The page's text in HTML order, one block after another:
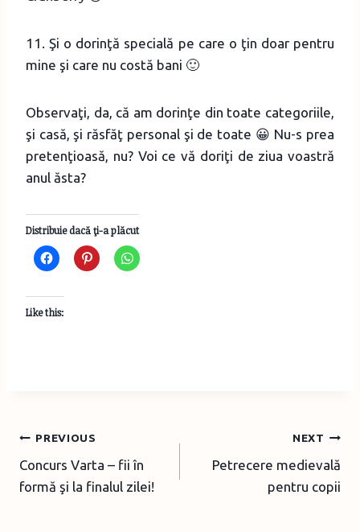
11. Şi o dorinţă specială pe care o ţin doar pentru
mine şi care nu costă bani 🙂
Observaţi, da, că am dorinţe din toate categoriile,
şi casă, şi răsfăţ personal şi de toate 😀 Nu-s prea
pretenţioasă, nu? Voi ce vă doriţi de ziua voastră
anul ăsta?
Distribuie dacă ţi-a plăcut
Like this:
Post
navigation
PREVIOUS
Concurs Varta – fii în
formă şi la finalul zilei!
NEXT
Petrecere medievală
pentru copii